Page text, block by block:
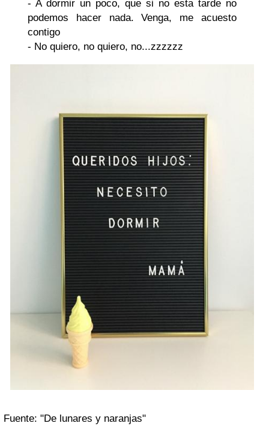
- A dormir un poco, que si no esta tarde no
podemos hacer nada. Venga, me acuesto
contigo
- No quiero, no quiero, no...zzzzzz
Fuente: "De lunares y naranjas"